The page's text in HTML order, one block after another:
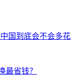
国到底会不会多花
最省钱？